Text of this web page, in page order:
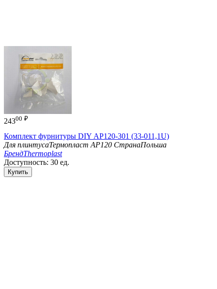
24300 ₽
Комплект фурнитуры DIY АР120-301 (33-011,1U)
Для плинтусаТермопласт АР120 СтранаПольша
БрендThermoplast
Доступность: 30 ед.
Купить